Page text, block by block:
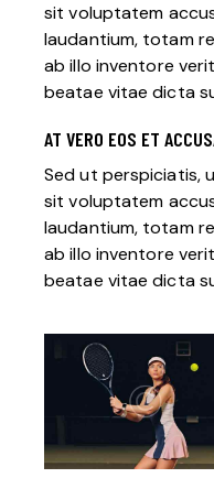
sit voluptatem
laudantium, totam
ab illo inventore
beatae vitae dicta
AT VERO EOS ET
Sed ut perspiciatis,
sit voluptatem
laudantium, totam
ab illo inventore
beatae vitae dicta